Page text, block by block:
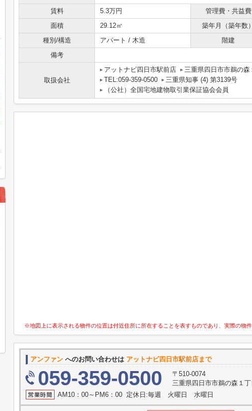
賃料 5.3万円 管理費・共益費
面積
29.12㎡ 築年月（築年数）
種別/構造
アパート / 木造 階建
備考
取扱会社
アットナビ四日市駅前店
三重県四日市市鵜の
TEL:059-359-0500
三重県知事 (4) 第3139号
（公社）全国宅地建物取引業保証協会会員
※地図上に表示される物件の位置は付近住所に所在することを表すものであり、実際の物
アンファン へのお問い合わせは アットナビ四日市駅前店まで
059-359-0500
〒510-0074
三重県四日市市鵜の森１
AM10：00～PM6：00 定休日:毎週 火曜日 水曜日